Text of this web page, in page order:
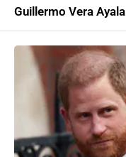
Guillermo Vera Ayala